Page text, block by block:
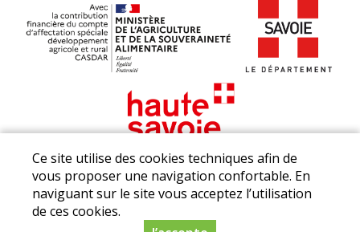
© Producteurs Savoie
Ce site utilise des cookies techniques afin de
vous proposer une navigation confortable. En
naviguant sur le site vous acceptez l’utilisation
de ces cookies.